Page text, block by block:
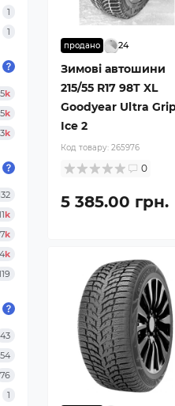
1
1
k
k
k
k
k
k
43
76
1
продано 24
Зимові автошини
215/55 R17 98T XL
Goodyear Ultra
Ice 2
Код товару: 265976
0
5 385.00 грн.